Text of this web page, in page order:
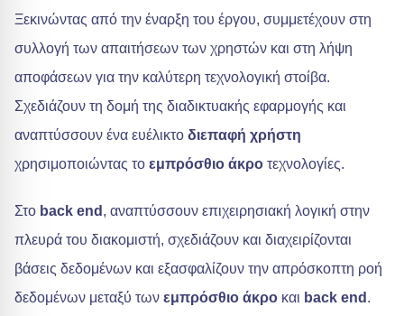
Ξεκινώντας από την έναρξη του έργου, συμμετέχουν στη
συλλογή των απαιτήσεων των χρηστών και στη λήψη
αποφάσεων για την καλύτερη τεχνολογική στοίβα.
Σχεδιάζουν τη δομή της διαδικτυακής εφαρμογής και
αναπτύσσουν ένα ευέλικτο διεπαφή χρήστη
χρησιμοποιώντας το εμπρόσθιο άκρο τεχνολογίες.
Στο back end , αναπτύσσουν επιχειρησιακή λογική στην
πλευρά του διακομιστή, σχεδιάζουν και διαχειρίζονται
βάσεις δεδομένων και εξασφαλίζουν την απρόσκοπτη ροή
δεδομένων μεταξύ των εμπρόσθιο άκρο και back end .